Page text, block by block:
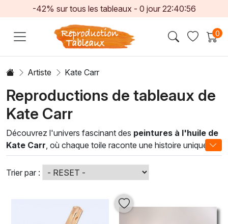
-42% sur tous les tableaux - 0 jour 22:40:56
0
Artiste Kate Carr
Reproductions de tableaux de
Kate Carr
Découvrez l'univers fascinant des peintures à l'huile de
Kate Carr , où chaque toile raconte une histoire unique.
Kate Carr, artiste reconnue pour son style inimitable, mêle
avec finesse des techniques classiques et contemporaines
pour créer des œuvres vibrantes et poétiques. Ses
compositions évoquent des émotions profondes et
capturent la beauté du monde qui nous entoure, offrant
ainsi un véritable régal pour les yeux.
Trier par :